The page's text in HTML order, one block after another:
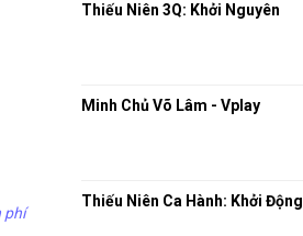
phí
Thiếu Niên 3Q: Khởi Nguyên
Minh Chủ Võ Lâm - Vplay
Thiếu Niên Ca Hành: Khởi Động